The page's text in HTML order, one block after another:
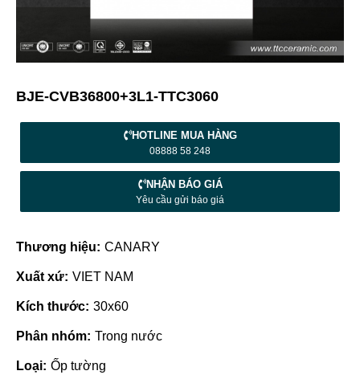
BJE-CVB36800+3L1-TTC3060
HOTLINE MUA HÀNG
08888 58 248
NHẬN BÁO GIÁ
Yêu cầu gửi báo giá
Thương hiệu: CANARY
Xuất xứ: VIET NAM
Kích thước: 30x60
Phân nhóm: Trong nước
Loại: Ốp tường